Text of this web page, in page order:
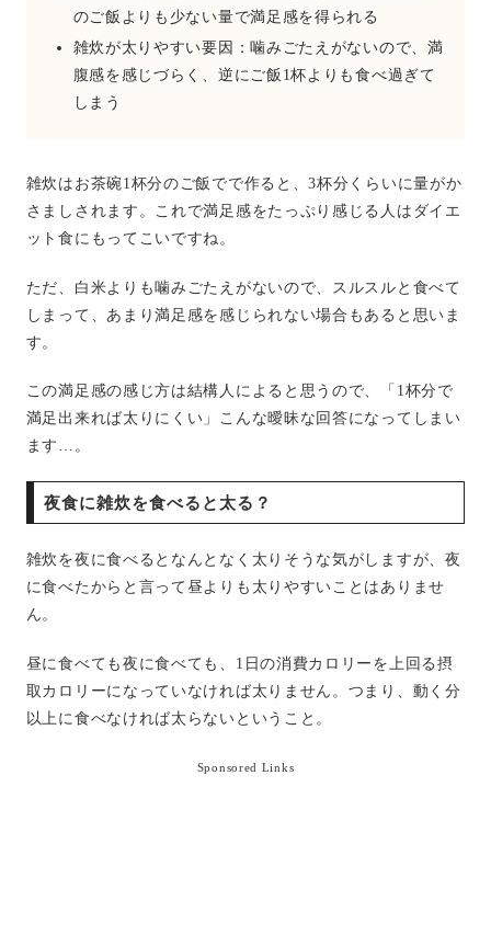
のご飯よりも少ない量で満足感を得られる
雑炊が太りやすい要因：噛みごたえがないので、満
腹感を感じづらく、逆にご飯1杯よりも食べ過ぎて
しまう
雑炊はお茶碗1杯分のご飯でで作ると、3杯分くらいに量がか
さましされます。これで満足感をたっぷり感じる人はダイエ
ット食にもってこいですね。
ただ、白米よりも噛みごたえがないので、スルスルと食べて
しまって、あまり満足感を感じられない場合もあると思いま
す。
この満足感の感じ方は結構人によると思うので、「1杯分で
満足出来れば太りにくい」こんな曖昧な回答になってしまい
ます…。
夜食に雑炊を食べると太る？
雑炊を夜に食べるとなんとなく太りそうな気がしますが、夜
に食べたからと言って昼よりも太りやすいことはありませ
ん。
昼に食べても夜に食べても、1日の消費カロリーを上回る摂
取カロリーになっていなければ太りません。つまり、動く分
以上に食べなければ太らないということ。
Sponsored Links